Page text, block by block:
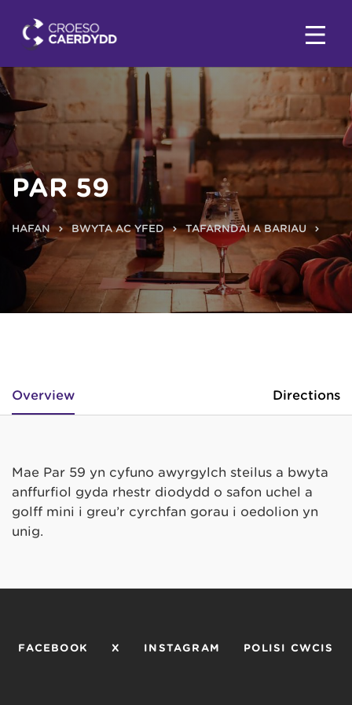
PAR 59
HAFAN BWYTA AC YFED TAFARNDAI A BARIAU
Overview Directions
Mae Par 59 yn cyfuno awyrgylch steilus a bwyta
anffurfiol gyda rhestr diodydd o safon uchel a
golff mini i greu’r cyrchfan gorau i oedolion yn
unig.
FACEBOOK X INSTAGRAM POLISI CWCIS